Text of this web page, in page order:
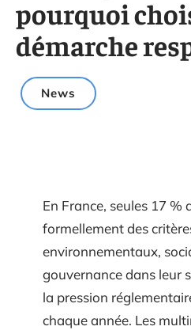
pourquoi
démarche
News
En France, seules 17 %
formellement des
environnementaux,
gouvernance dans leur
la pression
chaque année. Les